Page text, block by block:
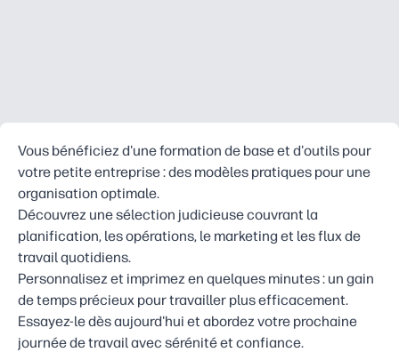
Vous bénéficiez d'une formation de base et d'outils pour
votre petite entreprise : des modèles pratiques pour une
organisation optimale.
Découvrez une sélection judicieuse couvrant la
planification, les opérations, le marketing et les flux de
travail quotidiens.
Personnalisez et imprimez en quelques minutes : un gain
de temps précieux pour travailler plus efficacement.
Essayez-le dès aujourd'hui et abordez votre prochaine
journée de travail avec sérénité et confiance.